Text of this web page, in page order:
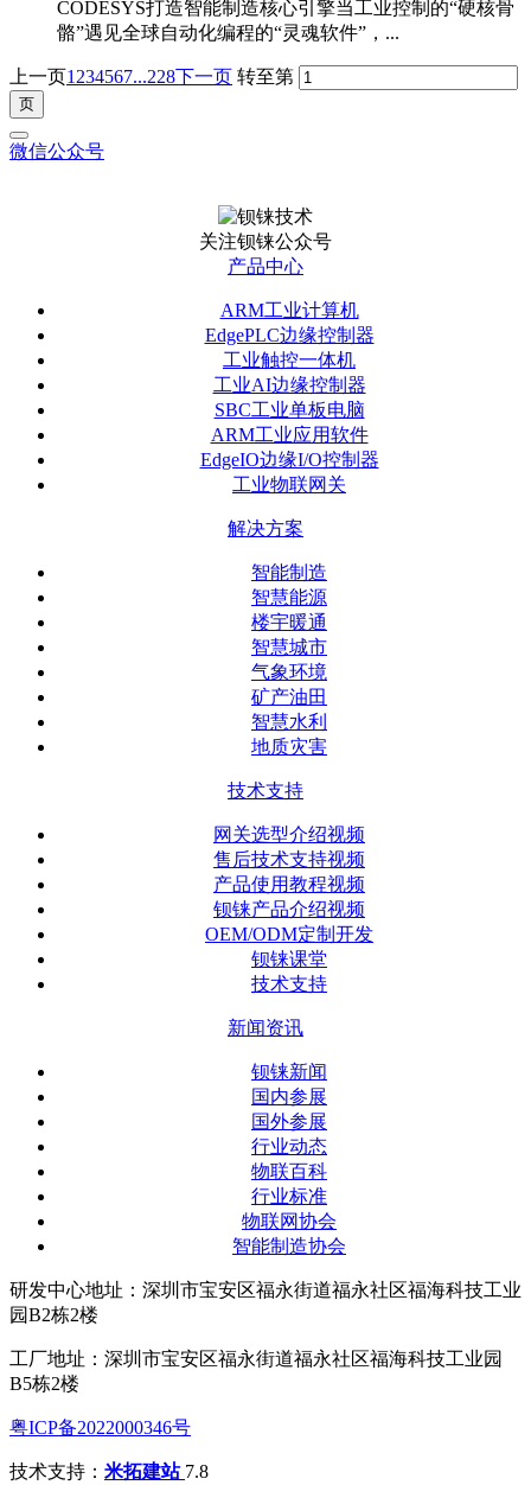
CODESYS打造智能制造核心引擎当工业控制的“硬核骨
骼”遇见全球自动化编程的“灵魂软件”，...
上一页1 234567...228下一页 转至第
微信公众号
关注钡铼公众号
产品中心
ARM工业计算机
EdgePLC边缘控制器
工业触控一体机
工业AI边缘控制器
SBC工业单板电脑
ARM工业应用软件
EdgeIO边缘I/O控制器
工业物联网关
解决方案
智能制造
智慧能源
楼宇暖通
智慧城市
气象环境
矿产油田
智慧水利
地质灾害
技术支持
网关选型介绍视频
售后技术支持视频
产品使用教程视频
钡铼产品介绍视频
OEM/ODM定制开发
钡铼课堂
技术支持
新闻资讯
钡铼新闻
国内参展
国外参展
行业动态
物联百科
行业标准
物联网协会
智能制造协会
研发中心地址：深圳市宝安区福永街道福永社区福海科技工业
园B2栋2楼
工厂地址：深圳市宝安区福永街道福永社区福海科技工业园
B5栋2楼
粤ICP备2022000346号
技术支持： 米拓建站 7.8